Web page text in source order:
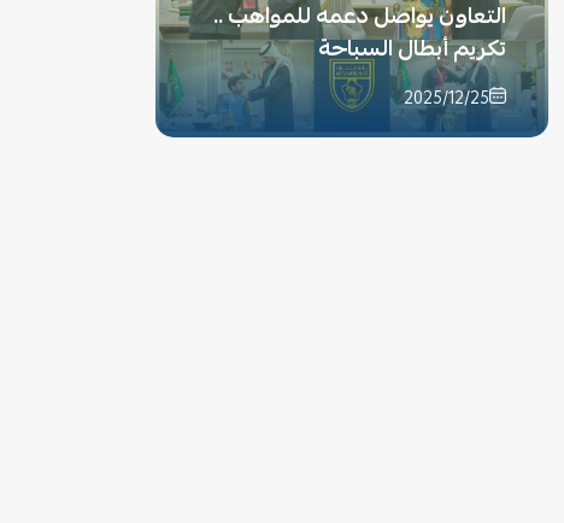
التعاون يواصل دعمه للمواهب ..
تكريم أبطال السباحة
2025/12/25